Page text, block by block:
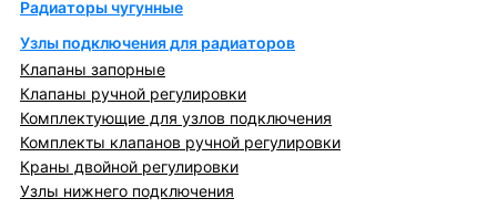
Радиаторы чугунные
Узлы подключения для радиаторов
Клапаны запорные
Клапаны ручной регулировки
Комплектующие для узлов подключения
Комплекты клапанов ручной регулировки
Краны двойной регулировки
Узлы нижнего подключения